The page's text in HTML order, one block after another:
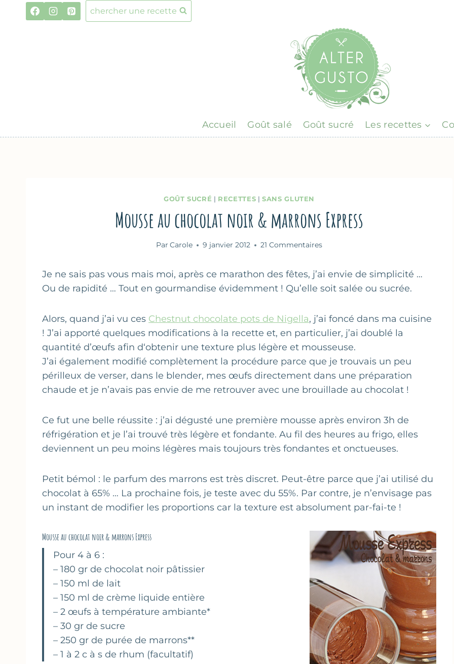
chercher une recette
Accueil Goût salé Goût sucré Les recettes
GOÛT SUCRÉ | RECETTES |SANS GLUTEN
Mousse au chocolat noir & marrons Express
Par Carole 9 janvier 2012 21 Commentaires
Je ne sais pas vous mais moi, après ce marathon des fêtes, j’ai envie de simplicité …
Ou de rapidité … Tout en gourmandise évidemment ! Qu’elle soit salée ou sucrée.
Alors, quand j’ai vu ces Chestnut chocolate pots de Nigella, j’ai foncé dans ma cuisine
! J’ai apporté quelques modifications à la recette et, en particulier, j’ai doublé la
quantité d’œufs afin d‘obtenir une texture plus légère et mousseuse.
J’ai également modifié complètement la procédure parce que je trouvais un peu
périlleux de verser, dans le blender, mes œufs directement dans une préparation
chaude et je n’avais pas envie de me retrouver avec une brouillade au chocolat !
Ce fut une belle réussite : j’ai dégusté une première mousse après environ 3h de
réfrigération et je l’ai trouvé très légère et fondante. Au fil des heures au frigo, elles
deviennent un peu moins légères mais toujours très fondantes et onctueuses.
Petit bémol : le parfum des marrons est très discret. Peut-être parce que j’ai utilisé du
chocolat à 65% … La prochaine fois, je teste avec du 55%. Par contre, je n’envisage pas
un instant de modifier les proportions car la texture est absolument par-fai-te !
Mousse au chocolat noir & marrons Express
Pour 4 à 6 :
– 180 gr de chocolat noir pâtissier
– 150 ml de lait
– 150 ml de crème liquide entière
– 2 œufs à température ambiante*
– 30 gr de sucre
– 250 gr de purée de marrons**
– 1 à 2 c à s de rhum (facultatif)